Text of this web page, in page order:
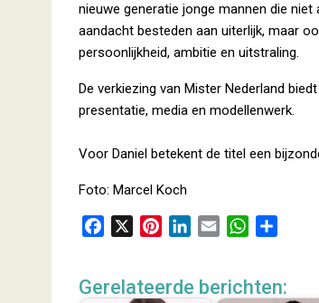
nieuwe generatie jonge mannen die niet
aandacht besteden aan uiterlijk, maar
persoonlijkheid, ambitie en uitstraling.
De verkiezing van Mister Nederland
presentatie, media en modellenwerk.
Voor Daniel betekent de titel een
Foto: Marcel Koch
e
t
k
i
W
t
e
Gerelateerde berichten: